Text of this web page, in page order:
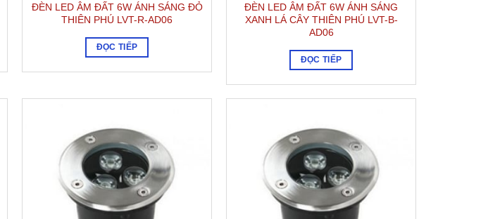
ĐÈN LED ÂM ĐẤT 6W ÁNH SÁNG ĐỎ
THIÊN PHÚ LVT-R-AD06
ĐỌC TIẾP
ĐÈN LED ÂM ĐẤT 6W ÁNH SÁNG
XANH LÁ CÂY THIÊN PHÚ LVT-B-
AD06
ĐỌC TIẾP